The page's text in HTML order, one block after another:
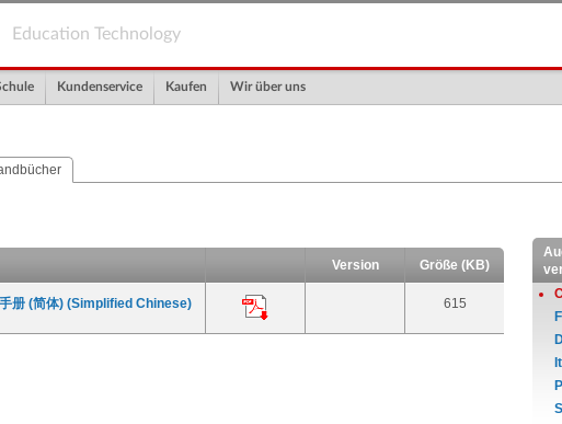
Education Technology
Kundenservice Kaufen Wir über uns
Version Größe (KB)
册 (简体) (Simplified Chinese) 615